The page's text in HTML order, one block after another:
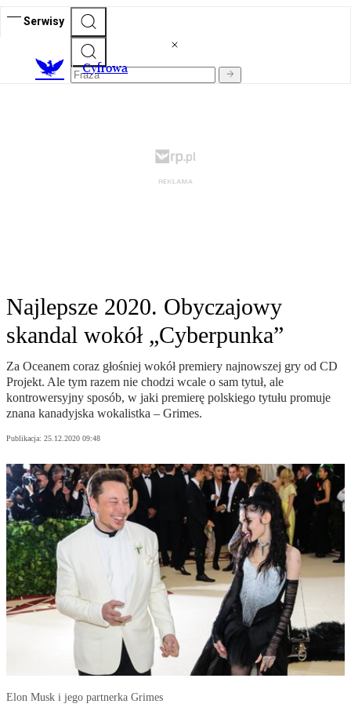
Serwisy
Cyfrowa
Najlepsze 2020. Obyczajowy
skandal wokół „Cyberpunka”
Za Oceanem coraz głośniej wokół premiery najnowszej gry od CD
Projekt. Ale tym razem nie chodzi wcale o sam tytuł, ale
kontrowersyjny sposób, w jaki premierę polskiego tytułu promuje
znana kanadyjska wokalistka – Grimes.
Publikacja: 25.12.2020 09:48
Elon Musk i jego partnerka Grimes